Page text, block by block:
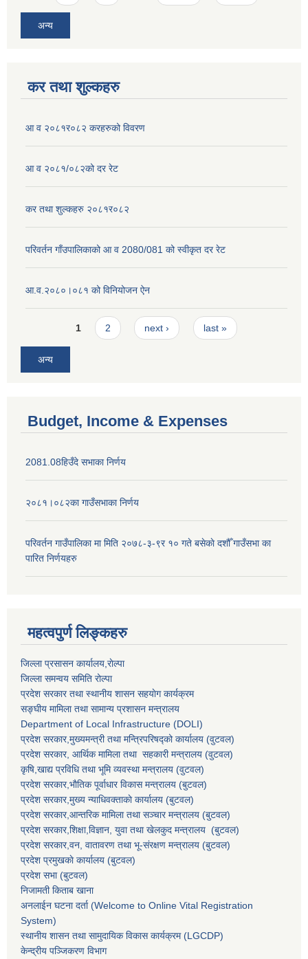
अन्य
कर तथा शुल्कहरु
आ व २०८१र०८२ करहरुको विवरण
आ व २०८१/०८२को दर रेट
कर तथा शुल्कहरु २०८१र०८२
परिवर्तन गाँउपालिकाको आ व 2080/081 को स्वीकृत दर रेट
आ.व.२०८०।०८१ को विनियोजन ऐन
Pages1 2 next › last »
अन्य
Budget, Income & Expenses
2081.08हिउँदे सभाका निर्णय
२०८१।०८२का गाउँसभाका निर्णय
परिवर्तन गाउँपालिका मा मिति २०७८-३-९र १० गते बसेकाे दशौँ गाउँसभा का
पारित निर्णयहरु
महत्वपुर्ण लिङ्कहरु
जिल्ला प्रसासन कार्यालय,राेल्पा
जिल्ला समन्वय समिति रोल्पा
प्रदेश सरकार तथा स्थानीय शासन सहयाेग कार्यक्रम
सङ्‍घीय मामिला तथा सामान्य प्रशासन मन्त्रालय
Department of Local Infrastructure (DOLI)
प्रदेश सरकार,मुख्यमन्त्री तथा मन्त्रिपरिषद्को कार्यालय (वुटवल)
प्रदेश सरकार, आर्थिक मामिला तथा सहकारी मन्त्रालय (वुटवल)
कृषि,खाद्य प्रविधि तथा भूमि व्यवस्था मन्त्रालय (वुटवल)
प्रदेश सरकार,भाैतिक पूर्वाधार विकास मन्त्रालय (बुटवल)
प्रदेश सरकार,मुख्य न्याधिवक्ताकाे कार्यालय (बुटवल)
प्रदेश सरकार,आन्तरिक मामिला तथा सञ्चार मन्त्रालय (बुटवल)
प्रदेश सरकार,शिक्षा,विज्ञान, युवा तथा खेलकुद मन्त्रालय (बुटवल)
प्रदेश सरकार,वन, वातावरण तथा भू-संरक्षण मन्त्रालय (बुटवल)
प्रदेश प्रमुखकाे कार्यालय (बुटवल)
प्रदेश सभा (बुटवल)
निजामती किताब खाना
अनलाईन घटना दर्ता (Welcome to Online Vital Registration
System)
स्थानीय शासन तथा सामुदायिक विकास कार्यक्रम (LGCDP)
केन्द्रीय पञ्जिकरण विभाग